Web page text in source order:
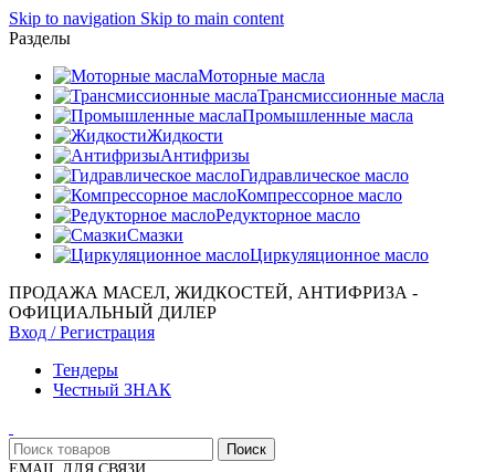
Skip to navigation Skip to main content
Разделы
Моторные масла
Трансмиссионные масла
Промышленные масла
Жидкости
Антифризы
Гидравлическое масло
Компрессорное масло
Редукторное масло
Смазки
Циркуляционное масло
ПРОДАЖА МАСЕЛ, ЖИДКОСТЕЙ, АНТИФРИЗА -
ОФИЦИАЛЬНЫЙ ДИЛЕР
Вход / Регистрация
Тендеры
Честный ЗНАК
Поиск